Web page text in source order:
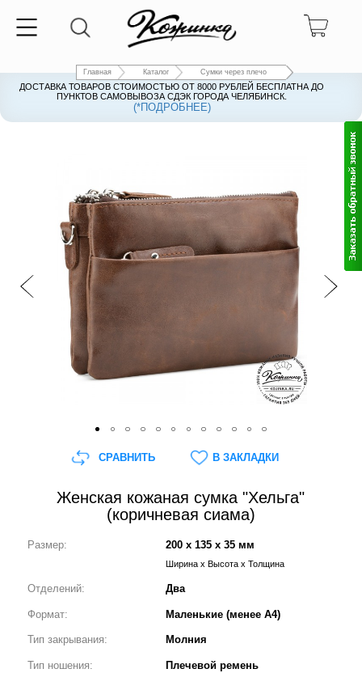
Главная Каталог Сумки через плечо
ДОСТАВКА ТОВАРОВ СТОИМОСТЬЮ ОТ 8000 РУБЛЕЙ БЕСПЛАТНА ДО
ПУНКТОВ САМОВЫВОЗА СДЭК ГОРОДА ЧЕЛЯБИНСК.
(*ПОДРОБНЕЕ)
Женская кожаная сумка "Хельга"
(коричневая сиама)
Размер: 200 x 135 x 35 мм
Ширина x Высота x Толщина
Отделений: Два
Формат: Маленькие (менее А4)
Тип закрывания: Молния
Тип ношения: Плечевой ремень
СРАВНИТЬ В ЗАКЛАДКИ